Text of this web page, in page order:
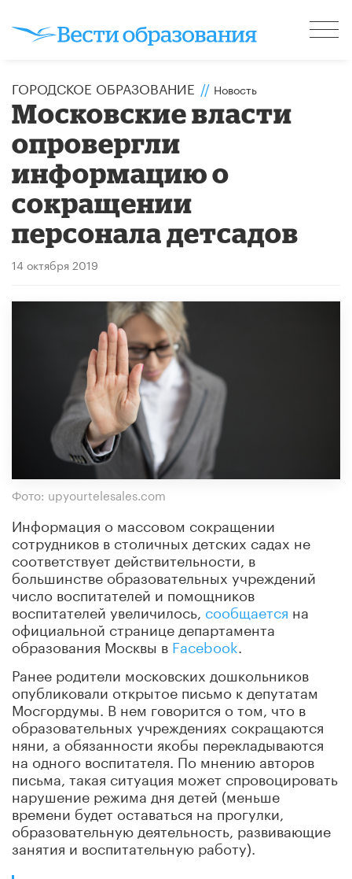
ГОРОДСКОЕ ОБРАЗОВАНИЕ // Новость
Московские власти
опровергли
информацию о
сокращении
персонала детсадов
14 октября 2019
Фото: upyourtelesales.com
Информация о массовом сокращении
сотрудников в столичных детских садах не
соответствует действительности, в
большинстве образовательных учреждений
число воспитателей и помощников
воспитателей увеличилось, сообщается на
официальной странице департамента
образования Москвы в Facebook
Ранее родители московских дошкольников
опубликовали открытое письмо к депутатам
Мосгордумы. В нем говорится о том, что в
образовательных учреждениях сокращаются
няни, а обязанности якобы перекладываются
на одного воспитателя. По мнению авторов
письма, такая ситуация может спровоцировать
нарушение режима дня детей (меньше
времени будет оставаться на прогулки,
образовательную деятельность, развивающие
занятия и воспитательную работу).